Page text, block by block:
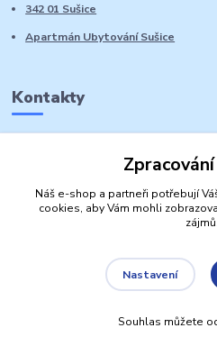
342 01 Sušice
Apartmán Ubytování Sušice
Kontakty
Vytvořeno na
Náš e-shop a partneři potřebují
cookies, aby Vám mohli
zájmů.
Nastavení
Souhlas můžete